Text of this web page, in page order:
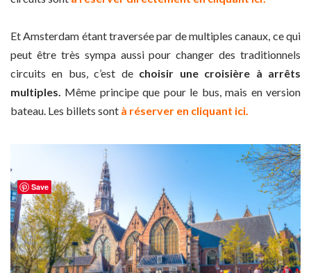
Et Amsterdam étant traversée par de multiples canaux, ce qui
peut être très sympa aussi pour changer des traditionnels
circuits en bus, c’est de choisir une croisière à arrêts
multiples. Même principe que pour le bus, mais en version
bateau. Les billets sont à réserver en cliquant ici.
Save